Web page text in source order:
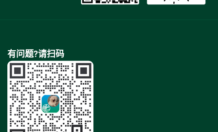
有问题?请扫码